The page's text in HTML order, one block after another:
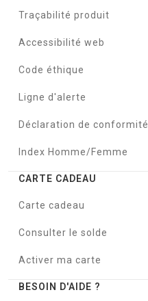
Traçabilité produit
Accessibilité web
Code éthique
Ligne d'alerte
Déclaration de conformité
Index Homme/Femme
CARTE CADEAU
Carte cadeau
Consulter le solde
Activer ma carte
BESOIN D'AIDE ?